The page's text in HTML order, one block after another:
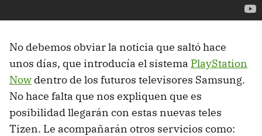
No debemos obviar la noticia que saltó hace
unos días, que introducía el sistema PlayStation
Now dentro de los futuros televisores Samsung.
No hace falta que nos expliquen que es
posibilidad llegarán con estas nuevas teles
Tizen. Le acompañarán otros servicios como: